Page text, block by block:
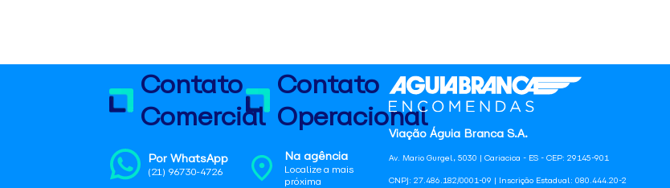
Viação Águia Branca S.A.
Av. Mario Gurgel, 5030 | Cariacica - ES - CEP: 29145-901
CNPJ: 27.486.182/0001-09 | Inscrição Estadual: 080.444.20-2
Contato
Comercial
Por WhatsApp
(21) 96730-4726
Contato
Operacional
Na agência
Localize a mais
próxima